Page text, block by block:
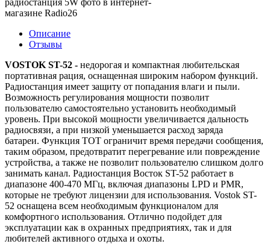
Описание
Отзывы
VOSTOK ST-52 - недорогая и компактная любительская
портативная рация, оснащенная широким набором функций.
Радиостанция имеет защиту от попадания влаги и пыли.
Возможность регулирования мощности позволит
пользователю самостоятельно установить необходимый
уровень. При высокой мощности увеличивается дальность
радиосвязи, а при низкой уменьшается расход заряда
батареи. Функция ТОТ ограничит время передачи сообщения,
таким образом, предотвратит перегревание или повреждение
устройства, а также не позволит пользователю слишком долго
занимать канал. Радиостанция Восток ST-52 работает в
диапазоне 400-470 МГц, включая диапазоны LPD и PMR,
которые не требуют лицензии для использования. Vostok ST-
52 оснащена всем необходимым функционалом для
комфортного использования. Отлично подойдет для
эксплуатации как в охранных предприятиях, так и для
любителей активного отдыха и охоты.